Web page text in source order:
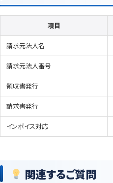
項目
請求元法人名
請求元法人番号
領収書発行
請求書発行
インボイス対応
関連するご質問